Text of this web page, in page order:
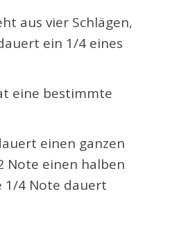
aus vier Schlägen,
ein 1/4 eines
eine bestimmte
einen ganzen
Note einen halben
1/4 Note dauert